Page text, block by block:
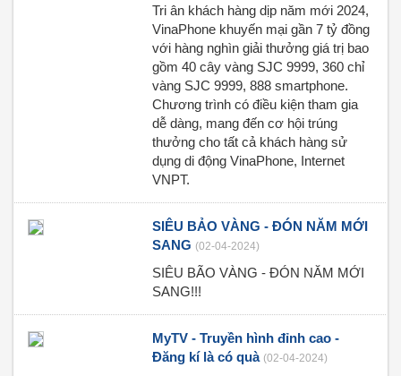
Tri ân khách hàng dịp năm mới 2024,
VinaPhone khuyến mại gần 7 tỷ đồng
với hàng nghìn giải thưởng giá trị bao
gồm 40 cây vàng SJC 9999, 360 chỉ
vàng SJC 9999, 888 smartphone.
Chương trình có điều kiện tham gia
dễ dàng, mang đến cơ hội trúng
thưởng cho tất cả khách hàng sử
dụng di động VinaPhone, Internet
VNPT.
SIÊU BẢO VÀNG - ĐÓN NĂM MỚI
SANG (02-04-2024)
SIÊU BÃO VÀNG - ĐÓN NĂM MỚI
SANG!!!
MyTV - Truyền hình đỉnh cao -
Đăng kí là có quà (02-04-2024)